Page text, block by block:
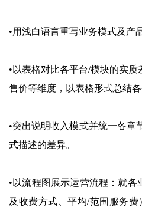
•用浅白语言重写业务模式及产
•以表格对比各平台/模块的实
售价等维度，以表格形式总结
•突出说明收入模式并统一各
式描述的差异。
•以流程图展示运营流程：就
及收费方式、平均/范围服务